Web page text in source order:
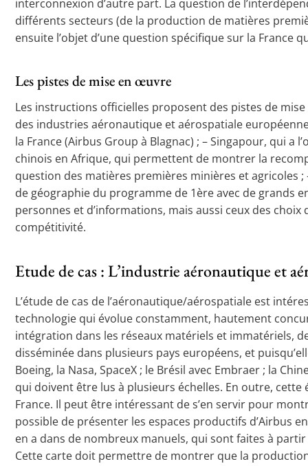
interconnexion d’autre part. La question de
différents secteurs (de la production de matières
ensuite l’objet d’une question spécifique sur la France
Les pistes de mise en œuvre
Les instructions officielles proposent des pistes de
des industries aéronautique et aérospatiale
la France (Airbus Group à Blagnac) ; – Singapour, qui
chinois en Afrique, qui permettent de montrer la
question des matières premières minières et agricoles
de géographie du programme de 1ère avec de grands
personnes et d’informations, mais aussi ceux des
compétitivité.
Etude de cas : L’industrie aéronautique et
L’étude de cas de l’aéronautique/aérospatiale est
technologie qui évolue constamment, hautement
intégration dans les réseaux matériels et immatériels,
disséminée dans plusieurs pays européens, et
Boeing, la Nasa, SpaceX ; le Brésil avec Embraer ; la
qui doivent être lus à plusieurs échelles. En outre,
France. Il peut être intéressant de s’en servir pour
possible de présenter les espaces productifs d’Airbus
en a dans de nombreux manuels, qui sont faites à
Cette carte doit permettre de montrer que la